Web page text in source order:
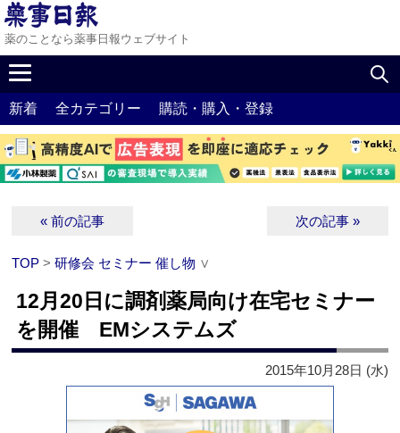
薬のことなら薬事日報ウェブサイト
新着 全カテゴリー 購読・購入・登録
« 前の記事 次の記事 »
TOP >研修会 セミナー 催し物 ∨
12月20日に調剤薬局向け在宅セミナー
を開催 EMシステムズ
2015年10月28日 (水)